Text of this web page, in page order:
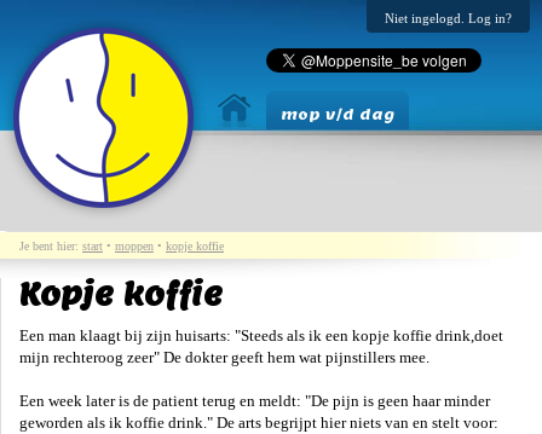
Niet ingelogd. Log in?
mop v/d dag
Je bent hier: start • moppen • kopje koffie
Kopje koffie
Een man klaagt bij zijn huisarts: "Steeds als ik een kopje koffie drink,doet
mijn rechteroog zeer" De dokter geeft hem wat pijnstillers mee.
Een week later is de patient terug en meldt: "De pijn is geen haar minder
geworden als ik koffie drink." De arts begrijpt hier niets van en stelt voor: